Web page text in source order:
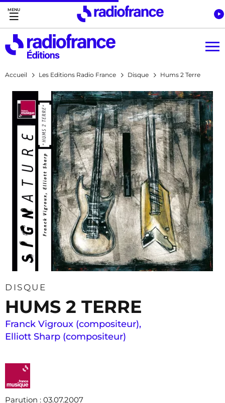
Accès direct :
Menu principal
Contenu
Accueil Les Editions Radio France Disque Hums 2 Terre
DISQUE
HUMS 2 TERRE
Franck Vigroux (compositeur),
Elliott Sharp (compositeur)
Parution : 03.07.2007